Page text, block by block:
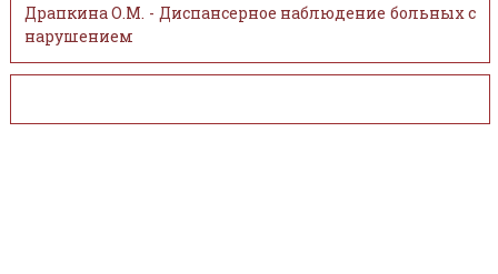
Драпкина О.М. - Диспансерное наблюдение больных с
нарушением